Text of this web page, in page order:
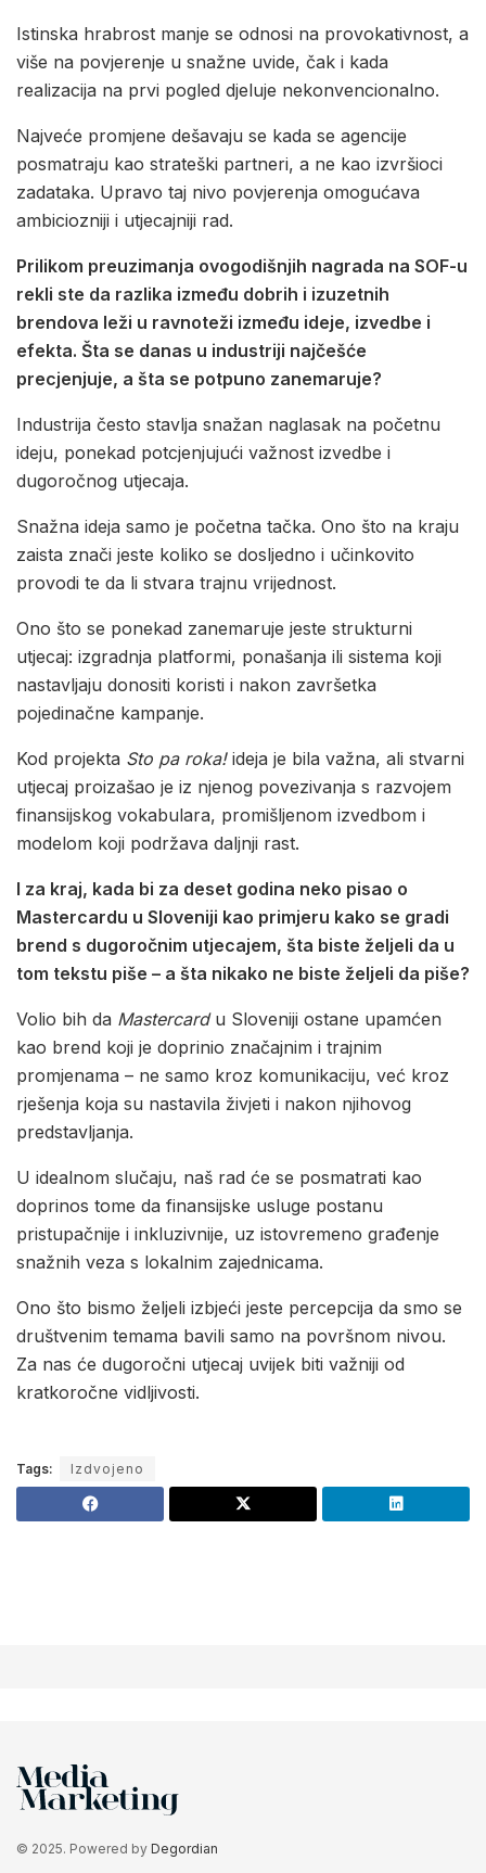
Istinska hrabrost manje se odnosi na provokativnost, a
više na povjerenje u snažne uvide, čak i kada
realizacija na prvi pogled djeluje nekonvencionalno.
Najveće promjene dešavaju se kada se agencije
posmatraju kao strateški partneri, a ne kao izvršioci
zadataka. Upravo taj nivo povjerenja omogućava
ambiciozniji i utjecajniji rad.
Prilikom preuzimanja ovogodišnjih nagrada na SOF-u
rekli ste da razlika između dobrih i izuzetnih
brendova leži u ravnoteži između ideje, izvedbe i
efekta. Šta se danas u industriji najčešće
precjenjuje, a šta se potpuno zanemaruje?
Industrija često stavlja snažan naglasak na početnu
ideju, ponekad potcjenjujući važnost izvedbe i
dugoročnog utjecaja.
Snažna ideja samo je početna tačka. Ono što na kraju
zaista znači jeste koliko se dosljedno i učinkovito
provodi te da li stvara trajnu vrijednost.
Ono što se ponekad zanemaruje jeste strukturni
utjecaj: izgradnja platformi, ponašanja ili sistema koji
nastavljaju donositi koristi i nakon završetka
pojedinačne kampanje.
Kod projekta Sto pa roka!ideja je bila važna, ali stvarni
utjecaj proizašao je iz njenog povezivanja s razvojem
finansijskog vokabulara, promišljenom izvedbom i
modelom koji podržava daljnji rast.
I za kraj, kada bi za deset godina neko pisao o
Mastercardu u Sloveniji kao primjeru kako se gradi
brend s dugoročnim utjecajem, šta biste željeli da u
tom tekstu piše – a šta nikako ne biste željeli da piše?
Volio bih da Mastercard u Sloveniji ostane upamćen
kao brend koji je doprinio značajnim i trajnim
promjenama – ne samo kroz komunikaciju, već kroz
rješenja koja su nastavila živjeti i nakon njihovog
predstavljanja.
U idealnom slučaju, naš rad će se posmatrati kao
doprinos tome da finansijske usluge postanu
pristupačnije i inkluzivnije, uz istovremeno građenje
snažnih veza s lokalnim zajednicama.
Ono što bismo željeli izbjeći jeste percepcija da smo se
društvenim temama bavili samo na površnom nivou.
Za nas će dugoročni utjecaj uvijek biti važniji od
kratkoročne vidljivosti.
Tags: Izdvojeno
© 2025. Powered by Degordian